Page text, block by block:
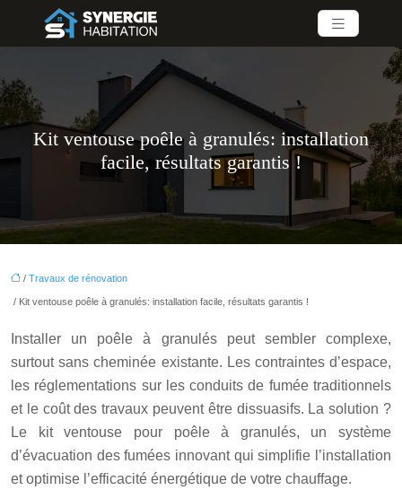
Kit ventouse poêle à granulés: installation
facile, résultats garantis !
/ Travaux de rénovation
/ Kit ventouse poêle à granulés: installation facile, résultats garantis !
Installer un poêle à granulés peut sembler complexe,
surtout sans cheminée existante. Les contraintes d’espace,
les réglementations sur les conduits de fumée traditionnels
et le coût des travaux peuvent être dissuasifs. La solution ?
Le kit ventouse pour poêle à granulés, un système
d’évacuation des fumées innovant qui simplifie l’installation
et optimise l’efficacité énergétique de votre chauffage.